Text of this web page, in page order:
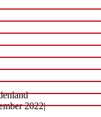
2022|